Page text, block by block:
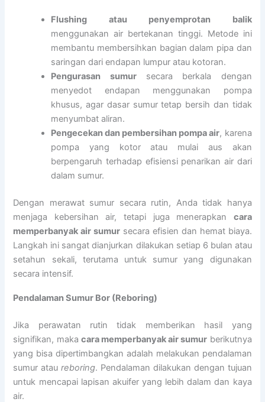
Flushing atau penyemprotan balik
menggunakan air bertekanan tinggi. Metode ini
membantu membersihkan bagian dalam pipa dan
saringan dari endapan lumpur atau kotoran.
Pengurasan sumursecara berkala dengan
menyedot endapan menggunakan pompa
khusus, agar dasar sumur tetap bersih dan tidak
menyumbat aliran.
Pengecekan dan pembersihan pompa air, karena
pompa yang kotor atau mulai aus akan
berpengaruh terhadap efisiensi penarikan air dari
dalam sumur.
Dengan merawat sumur secara rutin, Anda tidak hanya
menjaga kebersihan air, tetapi juga menerapkan cara
memperbanyak air sumur secara efisien dan hemat biaya.
Langkah ini sangat dianjurkan dilakukan setiap 6 bulan atau
setahun sekali, terutama untuk sumur yang digunakan
secara intensif.
Pendalaman Sumur Bor (Reboring)
Jika perawatan rutin tidak memberikan hasil yang
signifikan, maka cara memperbanyak air sumur berikutnya
yang bisa dipertimbangkan adalah melakukan pendalaman
sumur ataureboring. Pendalaman dilakukan dengan tujuan
untuk mencapai lapisan akuifer yang lebih dalam dan kaya
air.